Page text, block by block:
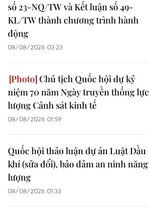
số 23-NQ/TW và Kết luận số 49-
KL/TW thành chương trình hành
động
08/08/2026 03:23
Chủ tịch Quốc hội dự kỷ
niệm 70 năm Ngày truyền thống lực
lượng Cảnh sát kinh tế
08/08/2026 01:59
Quốc hội thảo luận dự án Luật Dầu
khí (sửa đổi), bảo đảm an ninh năng
lượng
08/08/2026 01:33